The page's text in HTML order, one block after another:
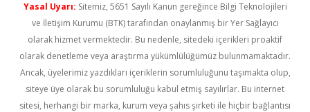
Yasal Uyarı: Sitemiz, 5651 Sayılı Kanun gereğince Bilgi Teknolojileri
ve İletişim Kurumu (BTK) tarafından onaylanmış bir Yer Sağlayıcı
olarak hizmet vermektedir. Bu nedenle, sitedeki içerikleri proaktif
olarak denetleme veya araştırma yükümlülüğümüz bulunmamaktadır.
Ancak, üyelerimiz yazdıkları içeriklerin sorumluluğunu taşımakta olup,
siteye üye olarak bu sorumluluğu kabul etmiş sayılırlar. Bu internet
sitesi, herhangi bir marka, kurum veya şahıs şirketi ile hiçbir bağlantısı